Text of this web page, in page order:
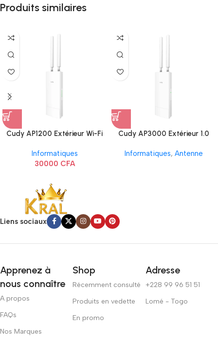
Produits similaires
Cudy AP1200 Extérieur Wi-Fi
Informatiques
30000 CFA
Cudy AP3000 Extérieur 1.0
Informatiques, Antenne
Liens sociaux
Apprenez à
nous connaître
A propos
FAQs
Nos Marques
Shop
Récemment consulté
Produits en vedette
En promo
Adresse
+228 99 96 51 51
Lomé - Togo